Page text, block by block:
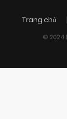
Trang chủ
© 2024